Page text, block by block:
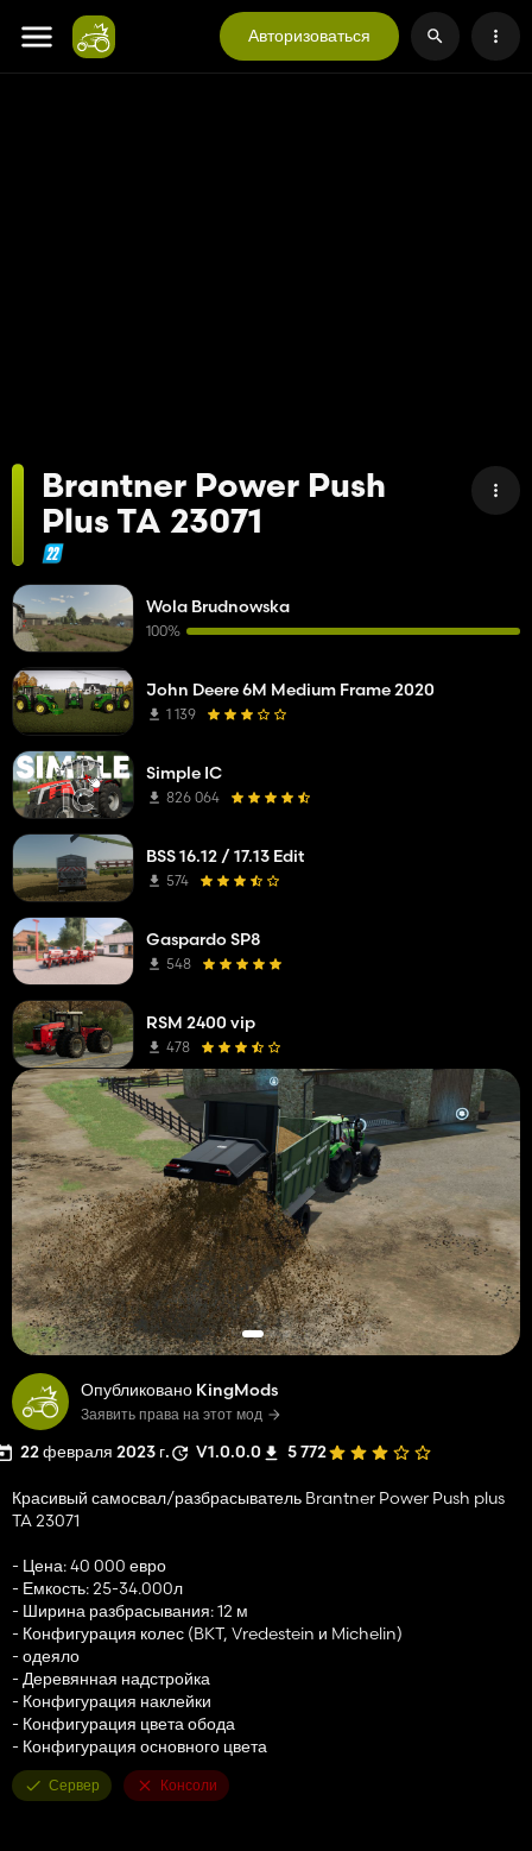
Авторизоваться
Brantner Power Push
Plus TA 23071
Опубликовано KingMods
Заявить права на этот мод
22 февраля 2023 г. V1.0.0.0 5 772
Красивый самосвал/разбрасыватель Brantner Power Push plus
TA 23071
- Цена: 40 000 евро
- Емкость: 25-34.000л
- Ширина разбрасывания: 12 м
- Конфигурация колес (BKT, Vredestein и Michelin)
- одеяло
- Деревянная надстройка
- Конфигурация наклейки
- Конфигурация цвета обода
- Конфигурация основного цвета
Сервер Консоли
Wola Brudnowska
100%
John Deere 6M Medium Frame 2020
1 139
Simple IC
826 064
BSS 16.12 / 17.13 Edit
574
Gaspardo SP8
548
RSM 2400 vip
478